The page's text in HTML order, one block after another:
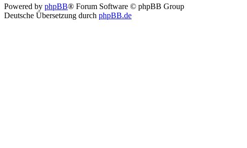
Powered by phpBB® Forum Software © phpBB Group
Deutsche Übersetzung durch phpBB.de